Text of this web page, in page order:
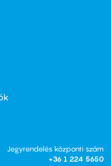
Jegyrendelés központi szám
+36 1 224 5650